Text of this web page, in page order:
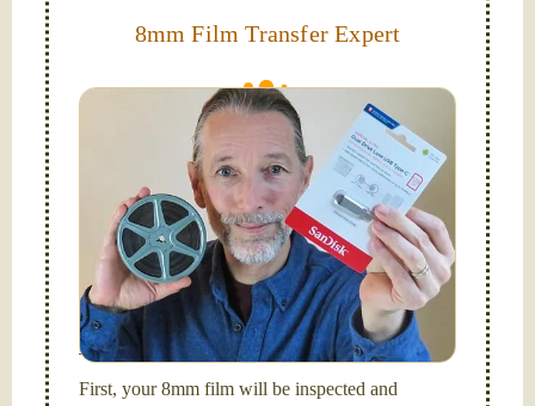
8mm Film Transfer Expert
Simplify - get your films in a "grab and go" format!
We transfer 8mm or Super 8 films onto a handy USB
stick (or hard drive.)
Hello, I'm Nathaniel. My wife Laura and I are
FilmFix — a two person team.
I am the technical expert with adegree in motion
picture and photography, from Brooks Institute,
Santa Barbara, CA.
First, your 8mm film will be inspected and